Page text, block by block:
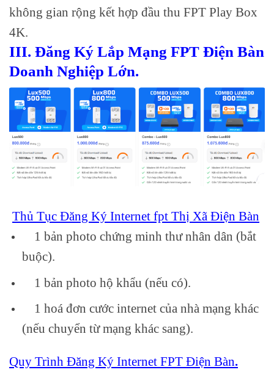
không gian rộng kết hợp đầu thu FPT Play Box
4K.
III. Đăng Ký Lắp Mạng FPT Điện Bàn
Doanh Nghiệp Lớn.
Thủ Tục Đăng Ký Internet fpt Thị Xã Điện Bàn
1 bản photo chứng minh thư nhân dân (bắt
buộc).
1 bản photo hộ khẩu (nếu có).
1 hoá đơn cước internet của nhà mạng khác
(nếu chuyển từ mạng khác sang).
Quy Trình Đăng Ký Internet FPT Điện Bàn.